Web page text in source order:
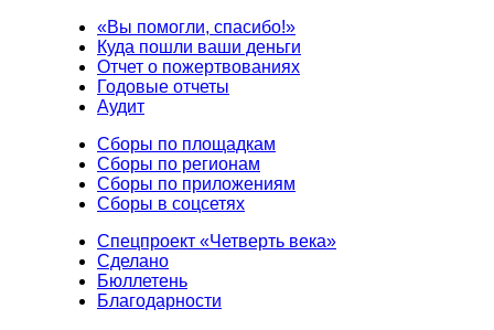
«Вы помогли, спасибо!»
Куда пошли ваши деньги
Отчет о пожертвованиях
Годовые отчеты
Аудит
Сборы по площадкам
Сборы по регионам
Сборы по приложениям
Сборы в соцсетях
Спецпроект «Четверть века»
Сделано
Бюллетень
Благодарности